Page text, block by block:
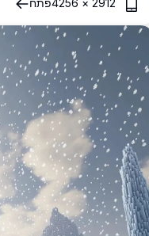
2912
×
4256פתח